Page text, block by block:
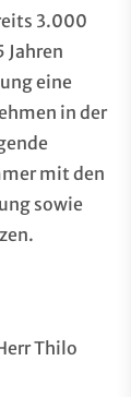
3.000
Jahren
eine
in der
mit den
sowie
Thilo